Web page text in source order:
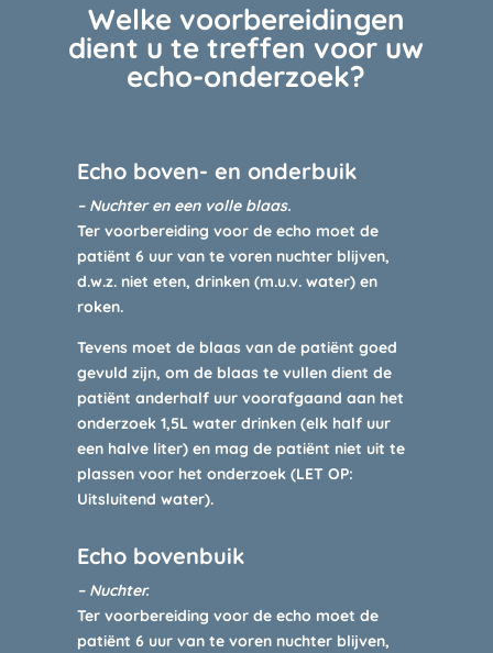
Welke voorbereidingen
dient u te treffen voor uw
echo-onderzoek?
Echo boven- en onderbuik
– Nuchter en een volle blaas.
Ter voorbereiding voor de echo moet de
patiënt 6 uur van te voren nuchter blijven,
d.w.z. niet eten, drinken (m.u.v. water) en
roken.
Tevens moet de blaas van de patiënt goed
gevuld zijn, om de blaas te vullen dient de
patiënt anderhalf uur voorafgaand aan het
onderzoek 1,5L water drinken (elk half uur
een halve liter) en mag de patiënt niet uit te
plassen voor het onderzoek (LET OP:
Uitsluitend water).
Echo bovenbuik
– Nuchter.
Ter voorbereiding voor de echo moet de
patiënt 6 uur van te voren nuchter blijven,